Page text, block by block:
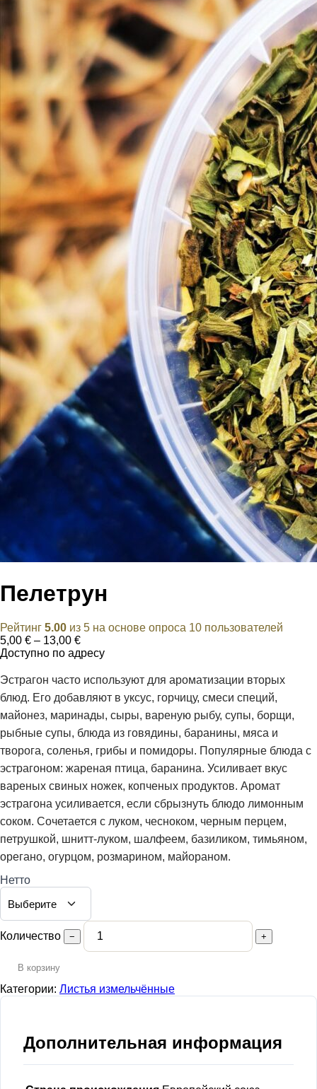
Пелетрун
Рейтинг 5.00 из 5 на основе опроса 10 пользователей
5,00 € – 13,00 €Диапазон
цен:
–
Доступно по адресу
Эстрагон часто используют для ароматизации вторых
блюд. Его добавляют в уксус, горчицу, смеси специй,
майонез, маринады, сыры, вареную рыбу, супы, борщи,
рыбные супы, блюда из говядины, баранины, мяса и
творога, соленья, грибы и помидоры. Популярные блюда с
эстрагоном: жареная птица, баранина. Усиливает вкус
вареных свиных ножек, копченых продуктов. Аромат
эстрагона усиливается, если сбрызнуть блюдо лимонным
соком. Сочетается с луком, чесноком, черным перцем,
петрушкой, шнитт-луком, шалфеем, базиликом, тимьяном,
орегано, огурцом, розмарином, майораном.
Нетто
Количество − +
В корзину
Категории: Листья измельчённые
Дополнительная информация